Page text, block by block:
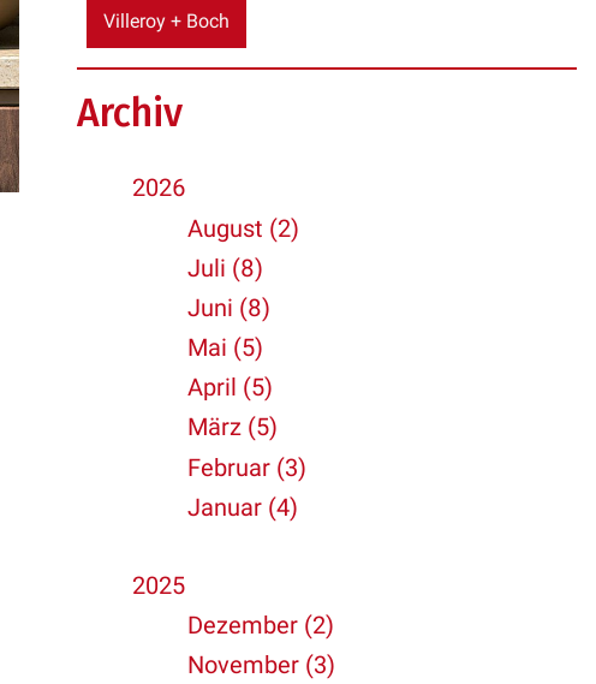
Villeroy + Boch
Archiv
2026
August (2)
Juli (8)
Juni (8)
Mai (5)
April (5)
März (5)
Februar (3)
Januar (4)
2025
Dezember (2)
November (3)